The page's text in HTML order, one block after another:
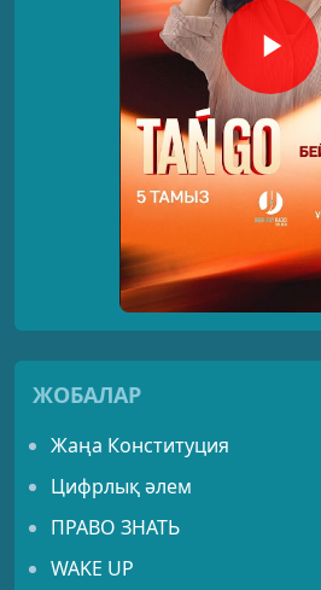
ЖОБАЛАР
Жаңа Конституция
Цифрлық әлем
ПРАВО ЗНАТЬ
WAKE UP